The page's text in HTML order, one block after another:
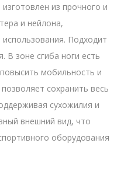
из прочного и
и нейлона,
Подходит
В зоне сгиба ноги есть
мобильность и
сохранить весь
сухожилия и
внешний вид, что
оборудования